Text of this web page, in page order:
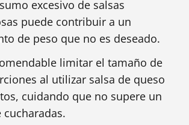
excesivo de salsas
puede contribuir a un
de peso que no es deseado.
limitar el tamaño de
al utilizar salsa de queso
cuidando que no supere un
cucharadas.